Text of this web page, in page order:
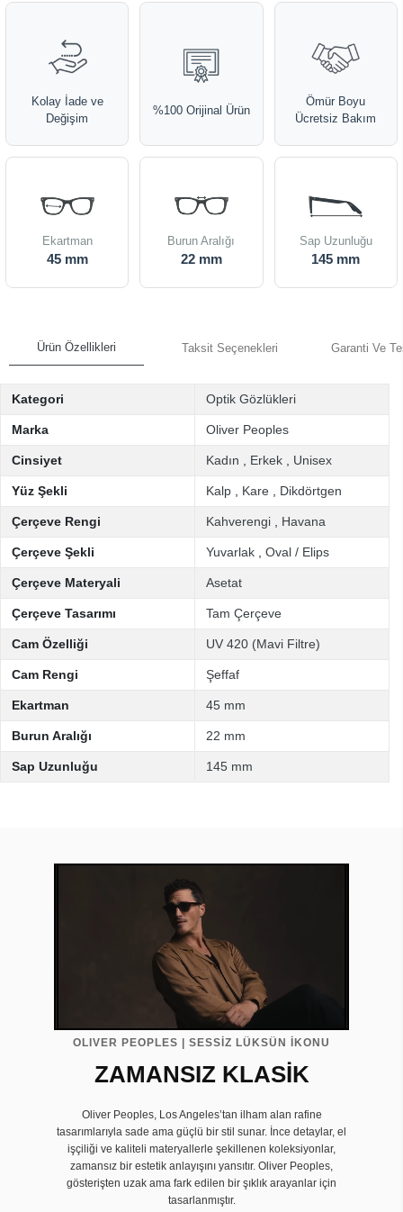
Kolay İade ve
Değişim
%100 Orijinal Ürün
Ömür Boyu
Ücretsiz Bakım
Ekartman
45 mm
Burun Aralığı
22 mm
Sap Uzunluğu
145 mm
Ürün Özellikleri Taksit Seçenekleri Garanti Ve
Kategori Optik Gözlükleri
Marka Oliver Peoples
Cinsiyet Kadın Erkek Unisex
Yüz Şekli Kalp Kare Dikdörtgen
Çerçeve Rengi Kahverengi Havana
Çerçeve Şekli Yuvarlak Oval / Elips
Çerçeve Materyali Asetat
Çerçeve Tasarımı Tam Çerçeve
Cam Özelliği UV 420 (Mavi Filtre)
Cam Rengi Şeffaf
Ekartman 45 mm
Burun Aralığı 22 mm
Sap Uzunluğu 145 mm
OLIVER PEOPLES | SESSİZ LÜKSÜN İKONU
ZAMANSIZ KLASİK
Oliver Peoples, Los Angeles’tan ilham alan rafine
tasarımlarıyla sade ama güçlü bir stil sunar. İnce detaylar, el
işçiliği ve kaliteli materyallerle şekillenen koleksiyonlar,
zamansız bir estetik anlayışını yansıtır. Oliver Peoples,
gösterişten uzak ama fark edilen bir şıklık arayanlar için
tasarlanmıştır.